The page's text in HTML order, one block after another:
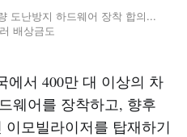
도난방지 하드웨어 장착 합의...
배상금도
에서 400만 대 이상의 차
웨어를 장착하고, 향후
모빌라이저를 탑재하기